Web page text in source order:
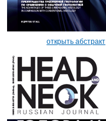
открыть абстракт